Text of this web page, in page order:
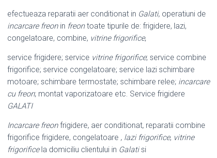
efectueaza reparatii aer conditionat in Galati, operatiuni de
incarcare freonin freontoate tipurile de: frigidere, lazi,
congelatoare, combine, vitrine frigorifice,
service frigidere; service vitrine frigorifice; service combine
frigorifice; service congelatoare; service lazi schimbare
motoare; schimbare termostate; schimbare relee; incarcare
cu freon; montat vaporizatoare etc. Service frigidere
GALATI
Incarcare freonfrigidere, aer conditionat, reparatii combine
frigorifice frigidere, congelatoare , lazi frigorifice, vitrine
frigorificela domiciliu clientului in Galatisi